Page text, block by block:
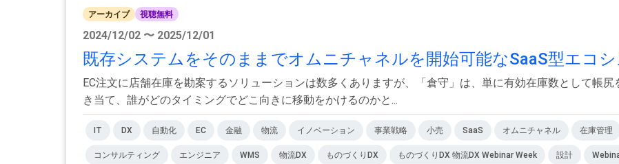
アーカイブ 視聴無料
2024/12/02 〜 2025/12/01
既存システムをそのままでオムニチャネルを開始可能なSaaS型エコ
EC注文に店舗在庫を勘案するソリューションは数多くありますが、「倉守」は、単に有効在庫数として帳
き当て、誰がどのタイミングでどこ向きに移動をかけるのかと...
IT DX 自動化 EC 金融 物流 イノベーション 事業戦略 小売 SaaS オムニチャネル 在庫管理
コンサルティング エンジニア WMS 物流DX ものづくりDX ものづくりDX 物流DX Webinar Week 設計